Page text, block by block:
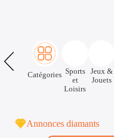
Catégories Sports
et
Loisirs
Jeux &
Jouets
Annonces diamants